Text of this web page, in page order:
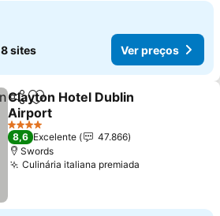
8 sites Ver preços
PartilharAdicionar aos favoritos
Clayton Hotel Dublin
Airport
4 Estrelas
8,6 Excelente
47.866
Swords
Culinária italiana premiada